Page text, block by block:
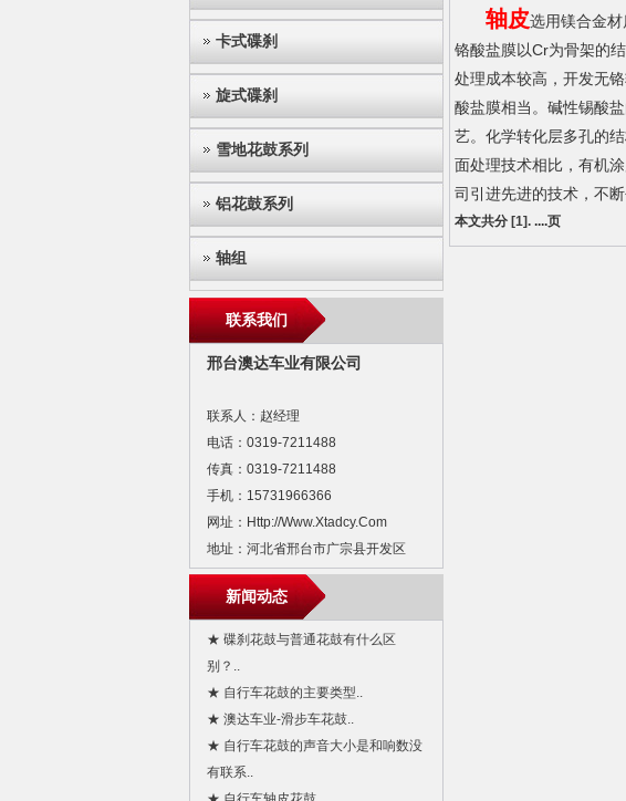
卡式碟刹
旋式碟刹
雪地花鼓系列
铝花鼓系列
轴组
联系我们
邢台澳达车业有限公司
联系人：赵经理
电话：0319-7211488
传真：0319-7211488
手机：15731966366
网址：http://www.xtadcy.com
地址：河北省邢台市广宗县开发区
新闻动态
★ 碟刹花鼓与普通花鼓有什么区
别？..
★ 自行车花鼓的主要类型..
★ 澳达车业-滑步车花鼓..
★ 自行车花鼓的声音大小是和响数没
有联系..
轴皮选用镁合金
铬酸盐膜以Cr为骨架的
处理成本较高，开发无
酸盐膜相当。碱性锡酸
艺。化学转化层多孔的
面处理技术相比，有机
司引进先进的技术，不
本文共分 [1].....页